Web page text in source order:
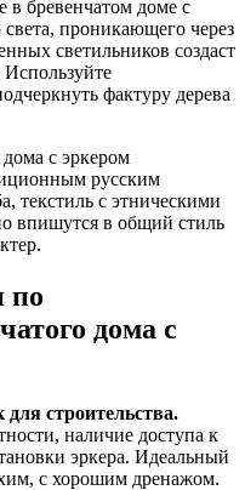
в бревенчатом доме с
света, проникающего через
светильников создаст
фактуру дерева
дома с эркером
русским
текстиль с этническими
впишутся в общий стиль
по
дома с
строительства.
наличие доступа к
эркера. Идеальный
с хорошим дренажом.